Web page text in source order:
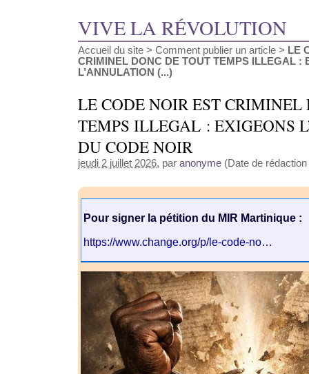
VIVE LA RÉVOLUTION
Accueil du site > Comment publier un article > LE
CRIMINEL DONC DE TOUT TEMPS ILLEGAL :
L’ANNULATION (...)
LE CODE NOIR EST CRIMINEL
TEMPS ILLEGAL : EXIGEONS
DU CODE NOIR
jeudi 2 juillet 2026, par anonyme (Date de
Pour signer la pétition du MIR Martinique :
https://www.change.org/p/le-code-no…